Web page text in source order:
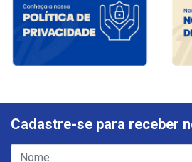
Cadastre-se para receber